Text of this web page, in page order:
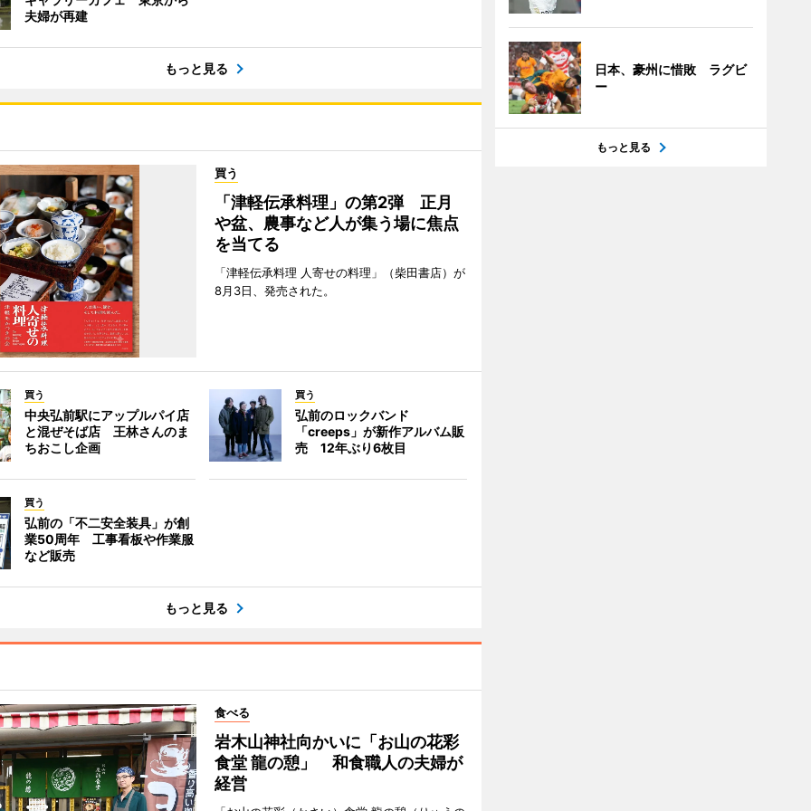
夫婦が再建
もっと見る
買う
「津軽伝承料理」の第2弾 正月
や盆、農事など人が集う場に焦点
を当てる
「津軽伝承料理 人寄せの料理」（柴田書店）が
8月3日、発売された。
買う
中央弘前駅にアップルパイ店
と混ぜそば店 王林さんのま
ちおこし企画
買う
弘前のロックバンド
「creeps」が新作アルバム販
売 12年ぶり6枚目
買う
弘前の「不二安全装具」が創
業50周年 工事看板や作業服
など販売
もっと見る
食べる
岩木山神社向かいに「お山の花彩
食堂 龍の憩」 和食職人の夫婦が
経営
日本、豪州に惜敗 ラグビ
ー
もっと見る